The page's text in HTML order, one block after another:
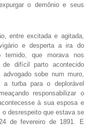
o demônio e seus
entre excitada e agitada,
e desperta a ira do
temido, que morava nos
de difícil parto acontecido
sobe num muro,
a turba para o deplorável
responsabilizar o
à sua esposa e
desrespeito que estava se
de fevereiro de 1891. E